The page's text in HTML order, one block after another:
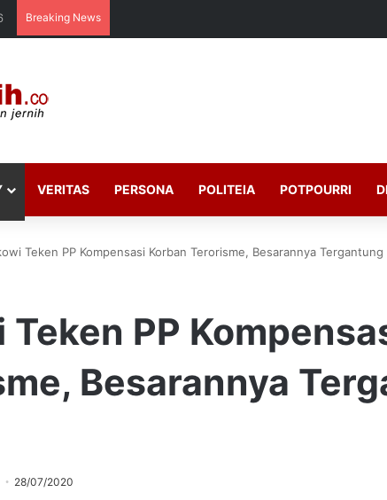
Breaking News
VERITAS PERSONA POLITEIA POTPOURRI
Teken PP Kompensasi Korban Terorisme, Besarannya Tergantung
Teken PP
Besarannya
28/07/2020